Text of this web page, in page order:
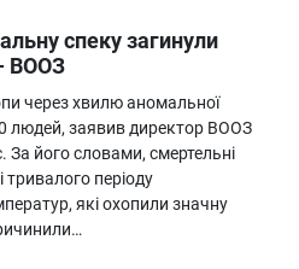
спеку загинули
ВООЗ
через хвилю аномальної
людей, заявив директор ВООЗ
За його словами, смертельні
тривалого періоду
які охопили значну